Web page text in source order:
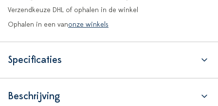
Verzendkeuze DHL of ophalen in de winkel
Ophalen in een vanonze winkels
Specificaties
Beschrijving